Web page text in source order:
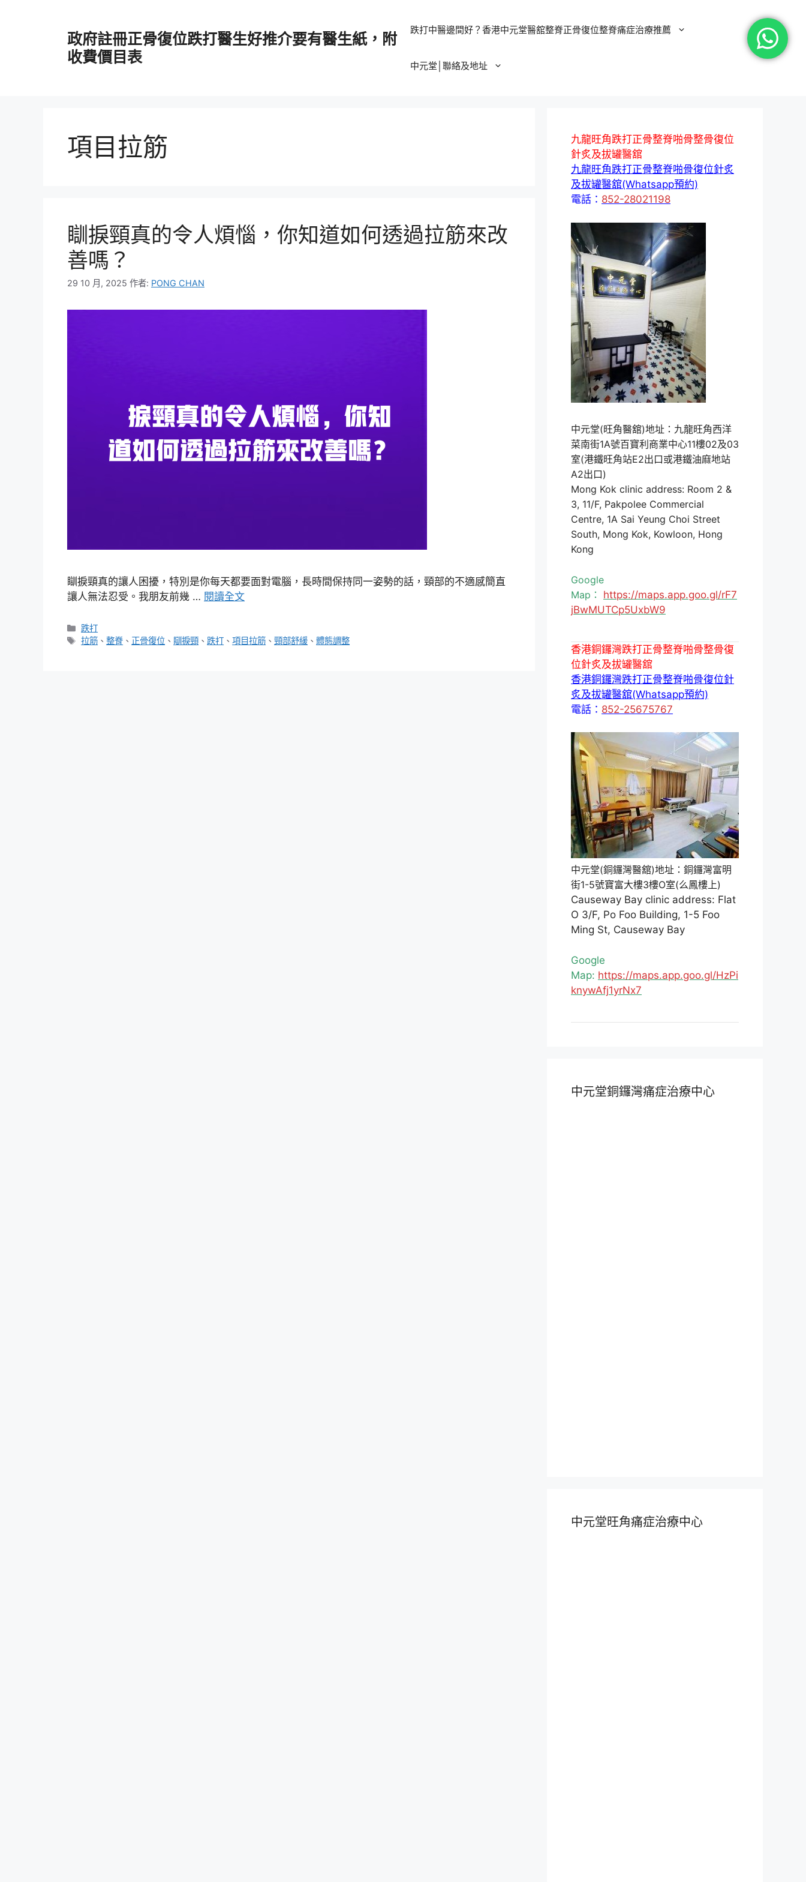
政府註冊正骨復位跌打醫生好推介要有醫生紙，附
收費價目表
跌打中醫邊間好？香港中元堂醫舘整脊正骨復位整脊痛症治療推薦
中元堂│聯絡及地址
項目拉筋
瞓捩頸真的令人煩惱，你知道如何透過拉筋來改
善嗎？
29 10 月, 2025 作者: PONG CHAN
瞓捩頸真的讓人困擾，特別是你每天都要面對電腦，長時間保持同一姿勢的話，頸部的不適感簡直
讓人無法忍受。我朋友前幾 … 閱讀全文
分
類
跌打
標
拉筋 、整脊 、 正骨復位 、 瞓捩頸 、 跌打 、項目拉筋 、頸部舒緩 、體態調整
九龍旺角跌打正骨整脊啪骨整骨復位
針炙及拔罐醫舘
九龍旺角跌打正骨整脊啪骨復位針炙
及拔罐醫舘(Whatsapp預約)
電話： 852-28021198
中元堂(旺角醫舘)地址：九龍旺角西洋
菜南街1A號百寶利商業中心11樓02及03
室(港鐵旺角站E2出口或港鐵油麻地站
A2出口)
Mong Kok clinic address: Room 2 &
3, 11/F, Pakpolee Commercial
Centre, 1A Sai Yeung Choi Street
South, Mong Kok, Kowloon, Hong
Kong
Google
Map： https://maps.app.goo.gl/rF7
jBwMUTCp5UxbW9
香港銅鑼灣跌打正骨整脊啪骨整骨復
位針炙及拔罐醫舘
香港銅鑼灣跌打正骨整脊啪骨復位針
炙及拔罐醫舘(Whatsapp預約)
電話： 852-25675767
中元堂(銅鑼灣醫舘)地址：銅鑼灣富明
街1-5號寶富大樓3樓O室(么鳳樓上)
Causeway Bay clinic address: Flat
O 3/F, Po Foo Building, 1-5 Foo
Ming St, Causeway Bay
Google
Map: https://maps.app.goo.gl/HzPi
knywAfj1yrNx7
中元堂銅鑼灣痛症治療中心
中元堂旺角痛症治療中心